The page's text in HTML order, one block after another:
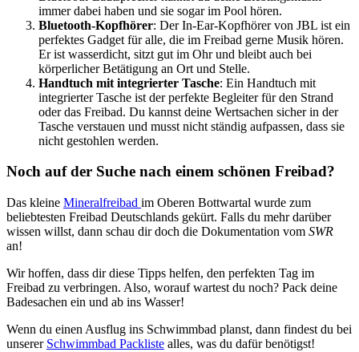
immer dabei haben und sie sogar im Pool hören.
Bluetooth-Kopfhörer: Der In-Ear-Kopfhörer von JBL ist ein
perfektes Gadget für alle, die im Freibad gerne Musik hören.
Er ist wasserdicht, sitzt gut im Ohr und bleibt auch bei
körperlicher Betätigung an Ort und Stelle.
Handtuch mit integrierter Tasche: Ein Handtuch mit
integrierter Tasche ist der perfekte Begleiter für den Strand
oder das Freibad. Du kannst deine Wertsachen sicher in der
Tasche verstauen und musst nicht ständig aufpassen, dass sie
nicht gestohlen werden.
Noch auf der Suche nach einem schönen Freibad?
Das kleine Mineralfreibad im Oberen Bottwartal wurde zum
beliebtesten Freibad Deutschlands gekürt. Falls du mehr darüber
wissen willst, dann schau dir doch die Dokumentation vom SWR
an!
Wir hoffen, dass dir diese Tipps helfen, den perfekten Tag im
Freibad zu verbringen. Also, worauf wartest du noch? Pack deine
Badesachen ein und ab ins Wasser!
Wenn du einen Ausflug ins Schwimmbad planst, dann findest du bei
unserer Schwimmbad Packliste alles, was du dafür benötigst!